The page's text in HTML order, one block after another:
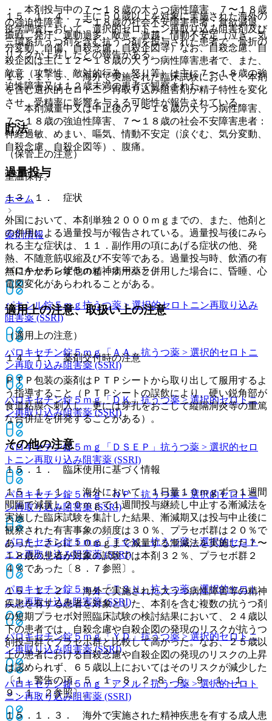
１５．１．４． 主に５０歳以上を対象に実施された海外の
疫学調査において、選択的セロトニン再取り込み阻害剤及び
三環系抗うつ剤を含む抗うつ剤を投与された患者で、骨折の
リスクが上昇したとの報告がある。
１５．１．５． 海外で実施された臨床試験において、本剤
を含む選択的セロトニン再取り込み阻害剤が精子特性を変化
させ、受精率に影響を与える可能性が報告されている。
貯法
（保管上の注意）
室温保存。
ホーム
薬剤情報
パロキセチン錠５ｍｇ「オーハラ」
パキシル錠５ｍｇ 抗うつ薬 > 選択的セロトニン再取り込み
阻害薬 (SSRI)
パロキセチン錠５ｍｇ「ＡＡ」抗うつ薬 > 選択的セロトニ
ン再取り込み阻害薬 (SSRI)
パロキセチン錠５ｍｇ「ＤＫ」 抗うつ薬 > 選択的セロトニ
ン再取り込み阻害薬 (SSRI)
パロキセチン錠５ｍｇ「ＤＳＥＰ」 抗うつ薬 > 選択的セロ
トニン再取り込み阻害薬 (SSRI)
パロキセチン錠５ｍｇ「ＮＰ」抗うつ薬 > 選択的セロトニ
ン再取り込み阻害薬 (SSRI)
パロキセチン錠５ｍｇ「ＴＣＫ」抗うつ薬 > 選択的セロト
ニン再取り込み阻害薬 (SSRI)
パロキセチン錠５ｍｇ「ＴＳＵ」抗うつ薬 > 選択的セロト
ニン再取り込み阻害薬 (SSRI)
パロキセチン錠５ｍｇ「ＹＤ」抗うつ薬 > 選択的セロトニ
ン再取り込み阻害薬 (SSRI)
パロキセチン錠５ｍｇ「アメル」 抗うつ薬 > 選択的セロト
ニン再取り込み阻害薬 (SSRI)
・ 本剤投与中の７〜１８歳の大うつ病性障害、７〜１８歳
の強迫性障害、７〜１８歳の社会不安障害患者：食欲減退、
振戦、発汗、運動過多、敵意、激越、情動不安定（泣き、気
分変動、自傷、自殺念慮、自殺企図等）なお、自殺念慮、自
殺企図は主に１２〜１８歳の大うつ病性障害患者で、また、
敵意（攻撃性、敵対的行為、怒り等）は主に７〜１８歳の強
迫性障害又は１２歳未満の患者で観察された。
・ 本剤減量中又は中止後の７〜１８歳の大うつ病性障害、
７〜１８歳の強迫性障害、７〜１８歳の社会不安障害患者：
神経過敏、めまい、嘔気、情動不安定（涙ぐむ、気分変動、
自殺念慮、自殺企図等）、腹痛。
過量投与
１３．１． 症状
外国において、本剤単独２０００ｍｇまでの、また、他剤と
の併用による過量投与が報告されている。過量投与後にみら
れる主な症状は、１１．副作用の項にあげる症状の他、発
熱、不随意筋収縮及び不安等である。過量投与時、飲酒の有
無にかかわらず他の精神病用薬と併用した場合に、昏睡、心
電図変化があらわれることがある。
適用上の注意、取扱い上の注意
（適用上の注意）
１４．１． 薬剤交付時の注意
ＰＴＰ包装の薬剤はＰＴＰシートから取り出して服用するよ
う指導すること（ＰＴＰシートの誤飲により、硬い鋭角部が
食道粘膜へ刺入し、更には穿孔をおこして縦隔洞炎等の重篤
な合併症を併発することがある）。
その他の注意
１５．１． 臨床使用に基づく情報
１５．１．１． 海外において、１日量１０ｍｇずつ１週間
間隔で減量し２０ｍｇで１週間投与継続し中止する漸減法を
実施した臨床試験を集計した結果、漸減期又は投与中止後に
観察された有害事象の頻度は３０％、プラセボ群は２０％で
あった。さらに１０ｍｇまで減量する漸減法を実施した７〜
１８歳の患者が対象の試験では本剤３２％、プラセボ群２
４％であった〔８．７参照〕。
１５．１．２． 海外で実施された大うつ病性障害等の精神
疾患を有する患者を対象とした、本剤を含む複数の抗うつ剤
の短期プラセボ対照臨床試験の検討結果において、２４歳以
下の患者では、自殺念慮や自殺企図の発現のリスクが抗うつ
剤投与群でプラセボ群と比較して高かった。なお、２５歳以
上の患者における自殺念慮や自殺企図の発現のリスクの上昇
は認められず、６５歳以上においてはそのリスクが減少した
〔１．警告の項、５．１、８．２−８．６、９．１．１、
９．１．２参照〕。
１５．１．３． 海外で実施された精神疾患を有する成人患